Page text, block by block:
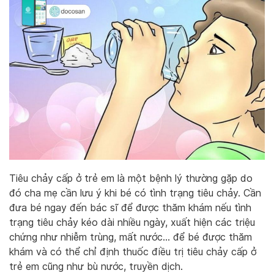
Tiêu chảy cấp ở trẻ em là một bệnh lý thường gặp do
đó cha mẹ cần lưu ý khi bé có tình trạng tiêu chảy. Cần
đưa bé ngay đến bác sĩ để được thăm khám nếu tình
trạng tiêu chảy kéo dài nhiều ngày, xuất hiện các triệu
chứng như nhiễm trùng, mất nước… để bé được thăm
khám và có thể chỉ định thuốc điều trị tiêu chảy cấp ở
trẻ em cũng như bù nước, truyền dịch.